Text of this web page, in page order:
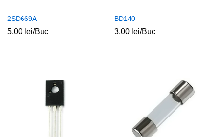
2SD669A
5,00 lei/Buc
BD140
3,00 lei/Buc